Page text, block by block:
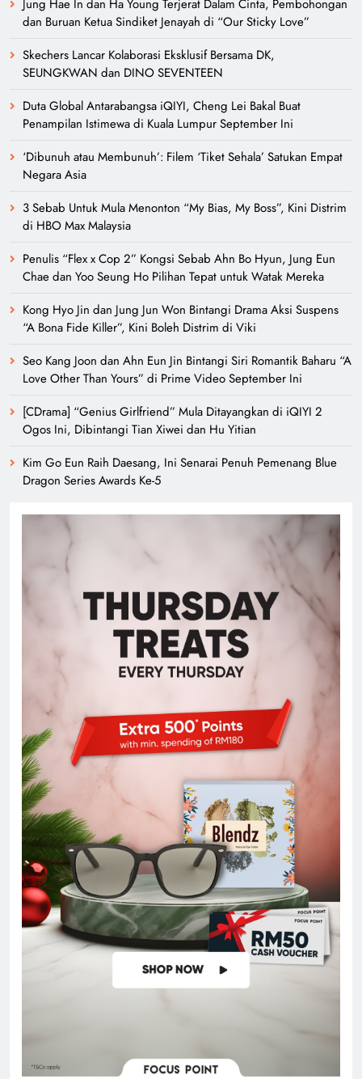
Jung Hae In dan Ha Young Terjerat Dalam Cinta, Pembohongan
dan Buruan Ketua Sindiket Jenayah di “Our Sticky Love”
Skechers Lancar Kolaborasi Eksklusif Bersama DK,
SEUNGKWAN dan DINO SEVENTEEN
Duta Global Antarabangsa iQIYI, Cheng Lei Bakal Buat
Penampilan Istimewa di Kuala Lumpur September Ini
‘Dibunuh atau Membunuh’: Filem ‘Tiket Sehala’ Satukan Empat
Negara Asia
3 Sebab Untuk Mula Menonton “My Bias, My Boss”, Kini Distrim
di HBO Max Malaysia
Penulis “Flex x Cop 2” Kongsi Sebab Ahn Bo Hyun, Jung Eun
Chae dan Yoo Seung Ho Pilihan Tepat untuk Watak Mereka
Kong Hyo Jin dan Jung Jun Won Bintangi Drama Aksi Suspens
“A Bona Fide Killer”, Kini Boleh Distrim di Viki
Seo Kang Joon dan Ahn Eun Jin Bintangi Siri Romantik Baharu “A
Love Other Than Yours” di Prime Video September Ini
[CDrama] “Genius Girlfriend” Mula Ditayangkan di iQIYI 2
Ogos Ini, Dibintangi Tian Xiwei dan Hu Yitian
Kim Go Eun Raih Daesang, Ini Senarai Penuh Pemenang Blue
Dragon Series Awards Ke-5